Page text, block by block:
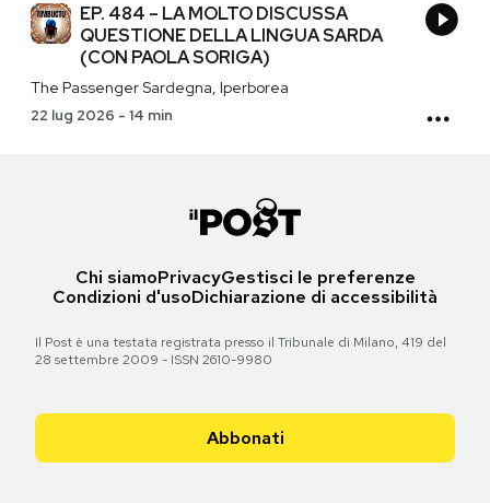
EP. 484 – LA MOLTO DISCUSSA
QUESTIONE DELLA LINGUA SARDA
(CON PAOLA SORIGA)
The Passenger Sardegna, Iperborea
22 lug 2026 - 14 min
Chi siamoPrivacyGestisci le preferenze
Condizioni d'usoDichiarazione di accessibilità
Il Post è una testata registrata presso il Tribunale di Milano, 419 del
28 settembre 2009 - ISSN 2610-9980
Abbonati